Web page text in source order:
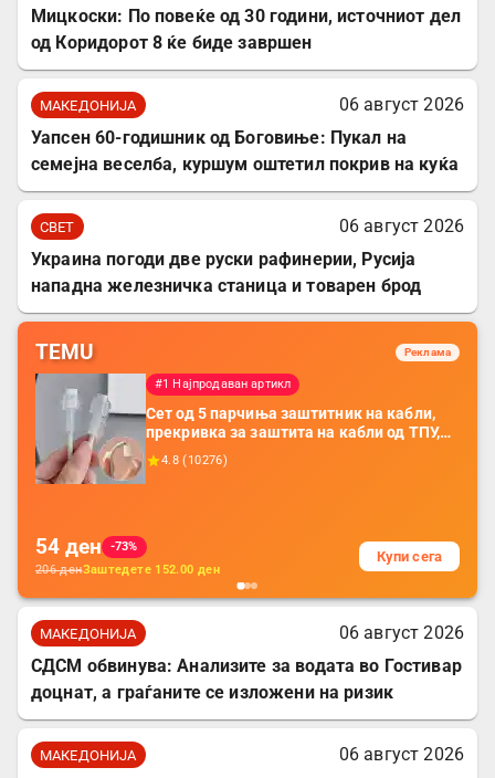
Мицкоски: По повеќе од 30 години, источниот дел
од Коридорот 8 ќе биде завршен
МАКЕДОНИЈА
06 август 2026
Уапсен 60-годишник од Боговиње: Пукал на
семејна веселба, куршум оштетил покрив на куќа
СВЕТ
06 август 2026
Украина погоди две руски рафинерии, Русија
нападна железничка станица и товарен брод
TEMU Реклама
#1 Најпродаван артикл
Сет од 5 парчиња заштитник на кабли,
прекривка за заштита на кабли од ТПУ,
додатоци за заштита на кабли, без
батерија, за мобилни телефони, комплет
4.8 ( 10276)
54 ден
-73%
206денЗаштедете 152.00 ден
Купи сега
МАКЕДОНИЈА
06 август 2026
СДСМ обвинува: Анализите за водата во Гостивар
доцнат, а граѓаните се изложени на ризик
МАКЕДОНИЈА
06 август 2026